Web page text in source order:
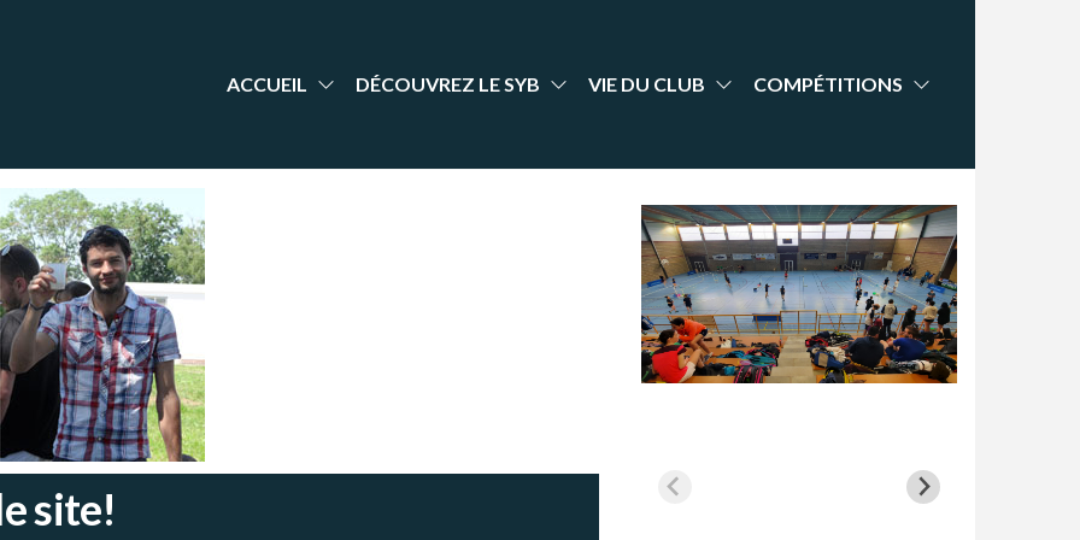
ACCUEIL DÉCOUVREZ LE SYB VIE DU CLUB COMPÉTITIONS
site!